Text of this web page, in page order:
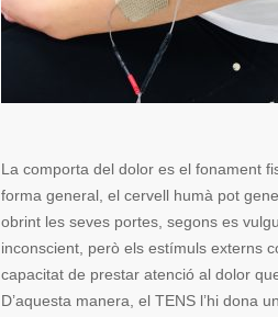
La comporta del dolor es el fonament
forma general, el cervell humà pot
obrint les seves portes, segons es
inconscient, però els estímuls externs
capacitat de prestar atenció al dolor
D’aquesta manera, el TENS l’hi dona